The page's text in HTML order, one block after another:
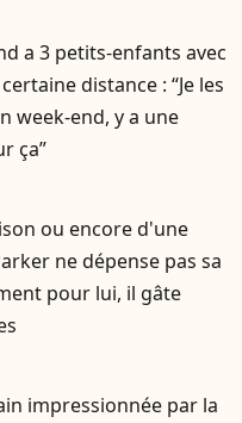
a 3 petits-enfants avec
distance : “Je les
week-end, y a une
ça”
ou encore d'une
ne dépense pas sa
pour lui, il gâte
impressionnée par la